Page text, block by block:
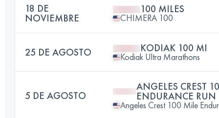
18 DE
NOVIEMBRE
100 MILES
CHIMERA 100
25 DE AGOSTO KODIAK 100 MI
Kodiak Ultra Marathons
5 DE AGOSTO
ANGELES CREST
ENDURANCE RUN
Angeles Crest 100 Mile